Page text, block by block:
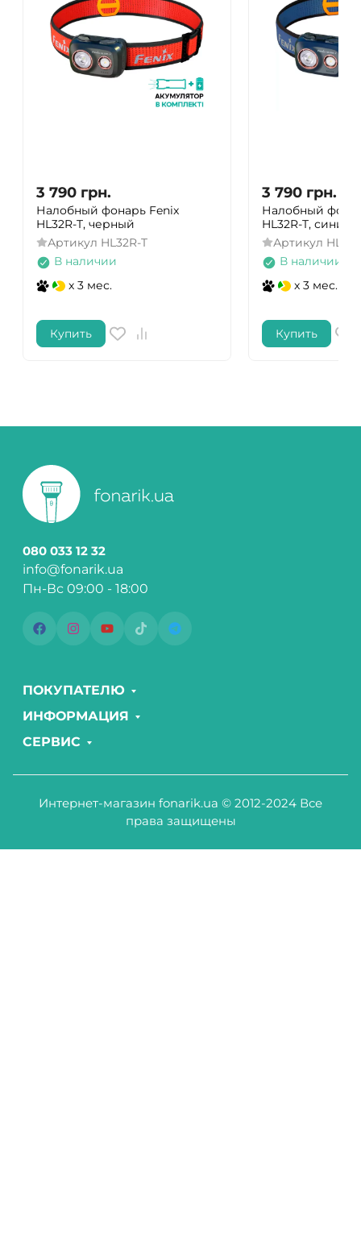
3 790 грн.
Налобный фонарь Fenix
HL32R-T, черный
Артикул HL32R-T
В наличии
x 3 мес.
Купить
3 790 грн.
Налобный
HL32R-T, синий
Артикул
В наличии
x 3 мес.
Купить
080 033 12 32
info@fonarik.ua
Пн-Вс 09:00 - 18:00
ПОКУПАТЕЛЮ
ИНФОРМАЦИЯ
СЕРВИС
Интернет-магазин fonarik.ua © 2012-2024 Все
права защищены